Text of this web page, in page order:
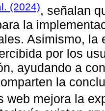
(2024), señalan
la
Asimismo, la
por los
ayudando a
la
web mejora la